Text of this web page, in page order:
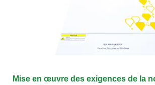
Mise en œuvre des exigences de la